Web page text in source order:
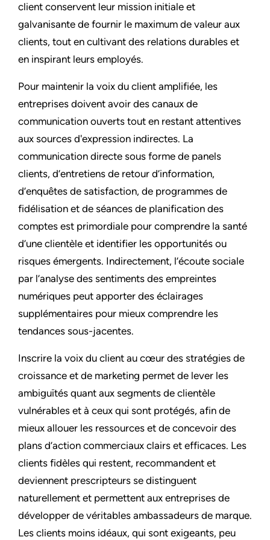
client conservent leur mission initiale et
galvanisante de fournir le maximum de valeur aux
clients, tout en cultivant des relations durables et
en inspirant leurs employés.
Pour maintenir la voix du client amplifiée, les
entreprises doivent avoir des canaux de
communication ouverts tout en restant attentives
aux sources d'expression indirectes. La
communication directe sous forme de panels
clients, d’entretiens de retour d’information,
d’enquêtes de satisfaction, de programmes de
fidélisation et de séances de planification des
comptes est primordiale pour comprendre la santé
d’une clientèle et identifier les opportunités ou
risques émergents. Indirectement, l’écoute sociale
par l’analyse des sentiments des empreintes
numériques peut apporter des éclairages
supplémentaires pour mieux comprendre les
tendances sous-jacentes.
Inscrire la voix du client au cœur des stratégies de
croissance et de marketing permet de lever les
ambiguïtés quant aux segments de clientèle
vulnérables et à ceux qui sont protégés, afin de
mieux allouer les ressources et de concevoir des
plans d’action commerciaux clairs et efficaces. Les
clients fidèles qui restent, recommandent et
deviennent prescripteurs se distinguent
naturellement et permettent aux entreprises de
développer de véritables ambassadeurs de marque.
Les clients moins idéaux, qui sont exigeants, peu